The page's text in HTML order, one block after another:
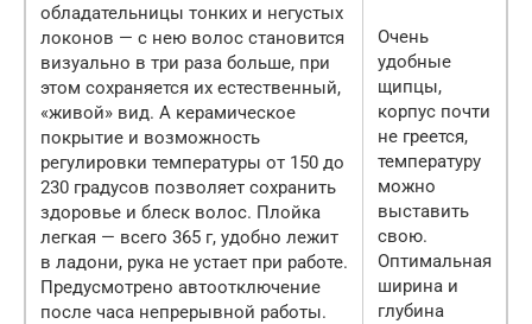
обладательницы тонких и негустых
локонов — с нею волос становится
визуально в три раза больше, при
этом сохраняется их естественный,
«живой» вид. А керамическое
покрытие и возможность
регулировки температуры от 150 до
230 градусов позволяет сохранить
здоровье и блеск волос. Плойка
легкая — всего 365 г, удобно лежит
в ладони, рука не устает при работе.
Предусмотрено автоотключение
после часа непрерывной работы.
Очень
удобные
щипцы,
корпус почти
не греется,
температуру
можно
выставить
свою.
Оптимальная
ширина и
глубина